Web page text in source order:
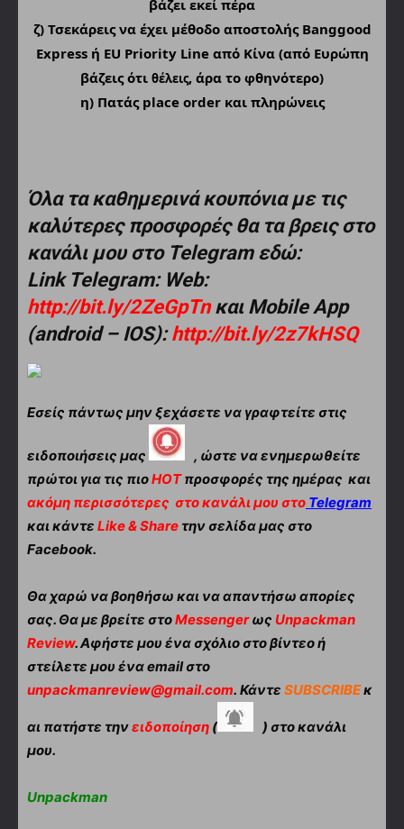
βάζει εκεί πέρα
ζ) Τσεκάρεις να έχει μέθοδο αποστολής Banggood
Express ή EU Priority Line από Κίνα (από Ευρώπη
βάζεις ότι θέλεις, άρα το φθηνότερο)
η) Πατάς place order και πληρώνεις
Όλα τα καθημερινά κουπόνια με τις
καλύτερες προσφορές θα τα βρεις στο
κανάλι μου στο Telegram εδώ:
Link Telegram: Web:
http://bit.ly/2ZeGpTnκαι Mobile App
(android – IOS):http://bit.ly/2z7kHSQ
Εσείς πάντως μην ξεχάσετε να γραφτείτε στις
ειδοποιήσεις μας
, ώστε να ενημερωθείτε
πρώτοι για τις πιοHOTπροσφορές της ημέρας και
ακόμη περισσότερες στο κανάλι μου στο Telegram
και κάντε Like & Share την σελίδα μας στο
Facebook.
Θα χαρώ να βοηθήσω και να απαντήσω απορίες
σας. Θα με βρείτε στοMessengerως Unpackman
Review. Αφήστε μου ένα σχόλιο στο βίντεο ή
στείλετε μου ένα email στο
unpackmanreview@gmail.com. Κάντε SUBSCRIBEκ
αι πατήστε τηνειδοποίηση (
) στο κανάλι
μου.
Unpackman